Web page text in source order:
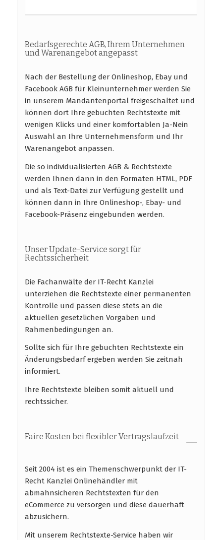
Bedarfsgerechte AGB, Ihrem Unternehmen
und Warenangebot angepasst
Nach der Bestellung der Onlineshop, Ebay und
Facebook AGB für Kleinunternehmer werden Sie
in unserem Mandantenportal freigeschaltet und
können dort Ihre gebuchten Rechtstexte mit
wenigen Klicks und einer komfortablen Ja-Nein
Auswahl an Ihre Unternehmensform und Ihr
Warenangebot anpassen.
Die so individualisierten AGB & Rechtstexte
werden Ihnen dann in den Formaten HTML, PDF
und als Text-Datei zur Verfügung gestellt und
können dann in Ihre Onlineshop-, Ebay- und
Facebook-Präsenz eingebunden werden.
Unser Update-Service sorgt für
Rechtssicherheit
Die Fachanwälte der IT-Recht Kanzlei
unterziehen die Rechtstexte einer permanenten
Kontrolle und passen diese stets an die
aktuellen gesetzlichen Vorgaben und
Rahmenbedingungen an.
Sollte sich für Ihre gebuchten Rechtstexte ein
Änderungsbedarf ergeben werden Sie zeitnah
informiert.
Ihre Rechtstexte bleiben somit aktuell und
rechtssicher.
Faire Kosten bei flexibler Vertragslaufzeit
Seit 2004 ist es ein Themenschwerpunkt der IT-
Recht Kanzlei Onlinehändler mit
abmahnsicheren Rechtstexten für den
eCommerce zu versorgen und diese dauerhaft
abzusichern.
Mit unserem Rechtstexte-Service haben wir